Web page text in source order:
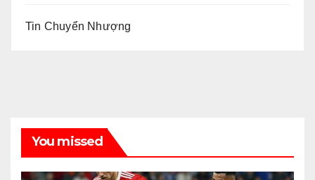
Tin Chuyển Nhượng
You missed